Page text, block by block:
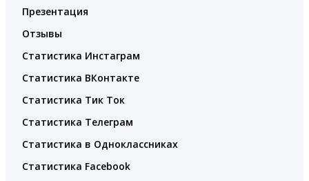
Презентация
Отзывы
Статистика Инстаграм
Статистика ВКонтакте
Статистика Тик Ток
Статистика Телеграм
Статистика в Одноклассниках
Статистика Facebook